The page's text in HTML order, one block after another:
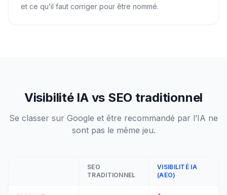
et ce qu’il faut corriger pour être nommé.
Visibilité IA vs SEO traditionnel
Se classer sur Google et être recommandé par l’IA ne
sont pas le même jeu.
SEO
TRADITIONNEL
VISIBILITÉ IA
(AEO)